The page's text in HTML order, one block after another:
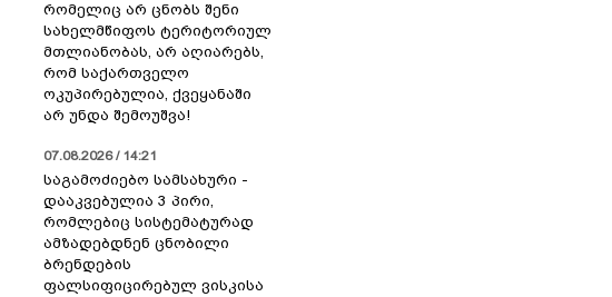
რომელიც არ ცნობს შენი
სახელმწიფოს ტერიტორიულ
მთლიანობას, არ აღიარებს,
რომ საქართველო
ოკუპირებულია, ქვეყანაში
არ უნდა შემოუშვა!
07.08.2026 / 14:21
საგამოძიებო სამსახური -
დააკვებულია 3 პირი,
რომლებიც სისტემატურად
ამზადებდნენ ცნობილი
ბრენდების
ფალსიფიცირებულ ვისკისა